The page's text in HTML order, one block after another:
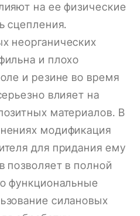
на ее физические
сцепления.
неорганических
и плохо
и резине во время
влияет на
материалов. В
модификация
для придания ему
позволяет в полной
функциональные
силановых